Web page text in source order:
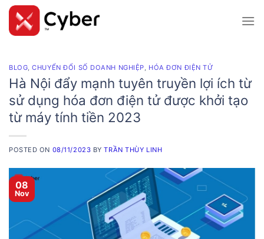
Skip
content
BLOG,CHUYỂN ĐỔI SỐ DOANH NGHIỆP, HÓA ĐƠN ĐIỆN TỬ
Hà Nội đẩy mạnh tuyên truyền lợi ích từ
sử dụng hóa đơn điện tử được khởi tạo
từ máy tính tiền 2023
POSTED ON 08/11/2023 BYTRẦN THÙY LINH
08
Nov